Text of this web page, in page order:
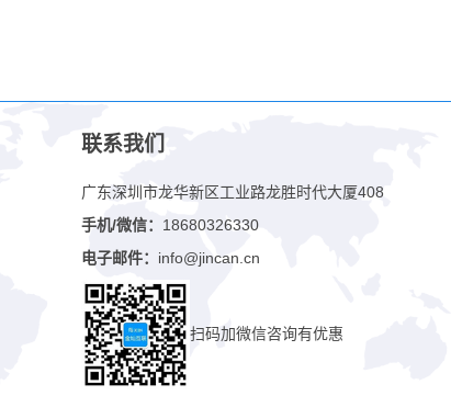
联系我们
广东深圳市龙华新区工业路龙胜时代大厦408
手机/微信： 18680326330
电子邮件： info@jincan.cn
扫码加微信咨询有优惠